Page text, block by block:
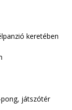
keretében
játszótér